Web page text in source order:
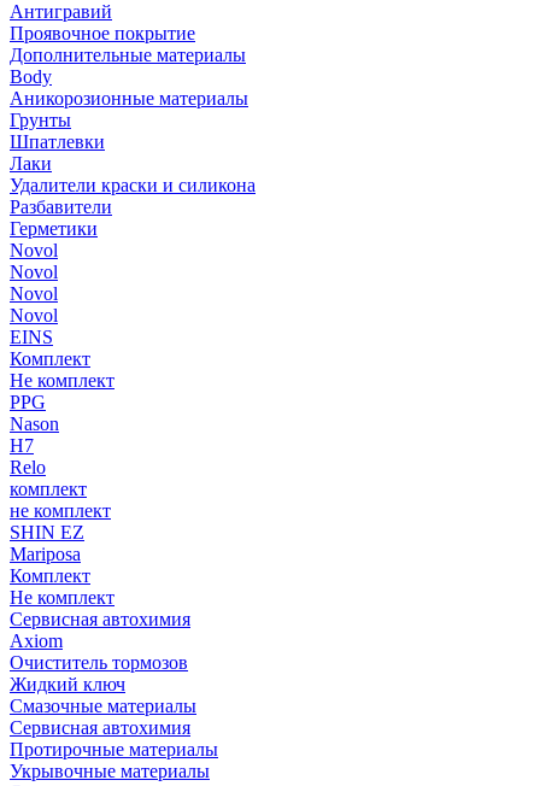
Антигравий
Проявочное покрытие
Дополнительные материалы
Body
Аникорозионные материалы
Грунты
Шпатлевки
Лаки
Удалители краски и силикона
Разбавители
Герметики
Novol
Novol
Novol
Novol
EINS
Комплект
Не комплект
PPG
Nason
H7
Relo
комплект
не комплект
SHIN EZ
Mariposa
Комплект
Не комплект
Сервисная автохимия
Axiom
Очиститель тормозов
Жидкий ключ
Смазочные материалы
Сервисная автохимия
Протирочные материалы
Укрывочные материалы